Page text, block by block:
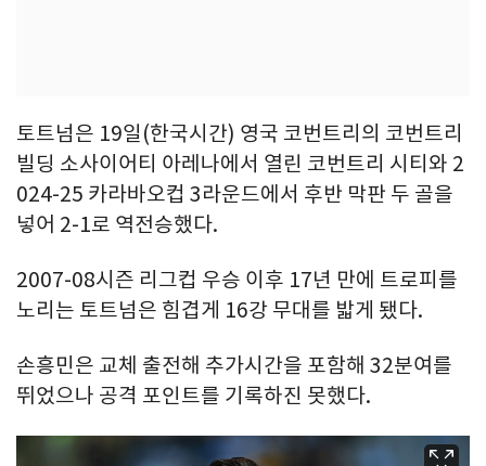
토트넘은 19일(한국시간) 영국 코번트리의 코번트리
빌딩 소사이어티 아레나에서 열린 코번트리 시티와 2
024-25 카라바오컵 3라운드에서 후반 막판 두 골을
넣어 2-1로 역전승했다.
2007-08시즌 리그컵 우승 이후 17년 만에 트로피를
노리는 토트넘은 힘겹게 16강 무대를 밟게 됐다.
손흥민은 교체 출전해 추가시간을 포함해 32분여를
뛰었으나 공격 포인트를 기록하진 못했다.